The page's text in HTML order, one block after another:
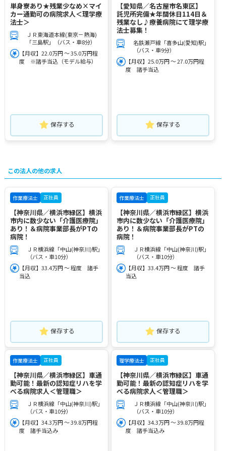
単身寮あり★残業少なめ×マイ
カー通勤可の病院求人＜理学療
法士＞
ＪＲ東海道本線(東京－熱海)
「三島駅」（バス・車8分）
【月収】22.0万円 ～ 35.0万円程
度 ※諸手当込（モデル給与）
保存する
【愛知県／名古屋市名東区】
託児所完備★年間休日114日＆
残業なし♪療養病院にて理学療
法士募集！
名鉄瀬戸線「喜多山(愛知)駅」
（バス・車9分）
【月収】25.0万円 ～ 27.0万円程
度 諸手当込
保存する
この法人の他の求人
作業療法士 正社員
【神奈川県／横浜市緑区】横浜
市内に数少ない「介護医療院」
あり！＆病院事業部長がPTの
病院！
ＪＲ横浜線「中山(神奈川)駅」
（バス・車10分）
【月収】33.4万円 ～ 程度 諸手
当込
保存する
作業療法士 正社員
【神奈川県／横浜市緑区】横浜
市内に数少ない「介護医療院」
あり！＆病院事業部長がPTの
病院！
ＪＲ横浜線「中山(神奈川)駅」
（バス・車10分）
【月収】33.4万円 ～ 程度 諸手
当込
保存する
作業療法士 正社員
【神奈川県／横浜市緑区】車通
勤可能！最新の認知症リハを学
べる病院求人＜管理職＞
ＪＲ横浜線「中山(神奈川)駅」
（バス・車10分）
【月収】34.3万円 ～ 39.8万円程
度 諸手当込み
理学療法士 正社員
【神奈川県／横浜市緑区】車通
勤可能！最新の認知症リハを学
べる病院求人＜管理職＞
ＪＲ横浜線「中山(神奈川)駅」
（バス・車10分）
【月収】34.3万円 ～ 39.8万円程
度 諸手当込み